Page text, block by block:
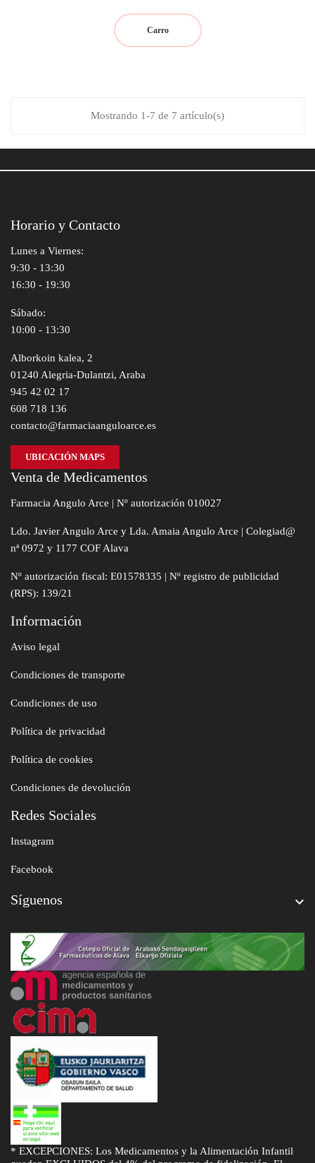
Carro
Mostrando 1-7 de 7 artículo(s)
Horario y Contacto
Lunes a Viernes:
9:30 - 13:30
16:30 - 19:30
Sábado:
10:00 - 13:30
Alborkoin kalea, 2
01240 Alegria-Dulantzi, Araba
945 42 02 17
608 718 136
contacto@farmaciaanguloarce.es
UBICACIÓN MAPS
Venta de Medicamentos
Farmacia Angulo Arce | Nº autorización 010027
Ldo. Javier Angulo Arce y Lda. Amaia Angulo Arce | Colegiad@
nª 0972 y 1177 COF Alava
Nº autorización fiscal: E01578335 | Nº registro de publicidad
(RPS): 139/21
Información
Aviso legal
Condiciones de transporte
Condiciones de uso
Política de privacidad
Política de cookies
Condiciones de devolución
Redes Sociales
Instagram
Facebook
Síguenos 
* EXCEPCIONES: Los Medicamentos y la Alimentación Infantil